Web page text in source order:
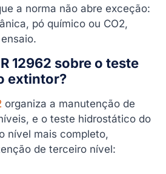
a norma não abre exceção:
pó químico ou CO2,
12962 sobre o teste
extintor?
organiza a manutenção de
e o teste hidrostático do
nível mais completo,
de terceiro nível: